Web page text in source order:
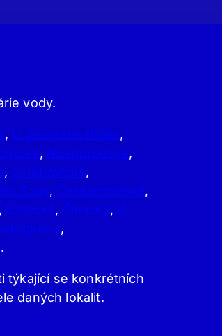
vody.
, U Zeleného Ptáka,
, Novgorodská,
, Chlebovická,
Sady, Českobrodská,
, Ústecká, Čimická, U
,
.
týkající se konkrétních
daných lokalit.